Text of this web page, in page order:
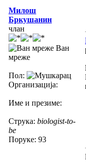
Милош
Бркушанин
члан
Ван
мреже
Пол:
Организација:
Име и презиме:
Струка: biologist-to-
be
Поруке: 93